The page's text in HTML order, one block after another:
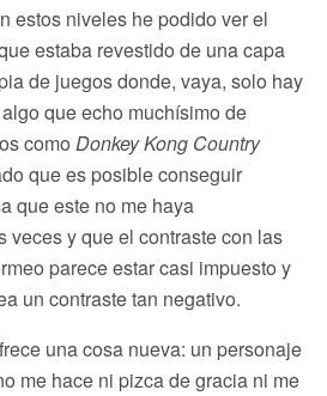
estos niveles he podido ver el
estaba revestido de una capa
de juegos donde, vaya, solo hay
que echo muchísimo de
como Donkey Kong Country
que es posible conseguir
que este no me haya
veces y que el contraste con las
parece estar casi impuesto y
un contraste tan negativo.
una cosa nueva: un personaje
me hace ni pizca de gracia ni me